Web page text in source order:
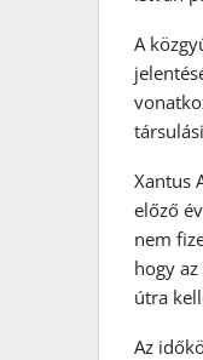
A
Xantus
előző
nem
hogy
útra
Az